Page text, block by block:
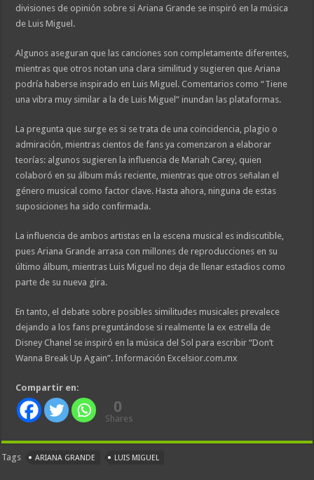
divisiones de opinión sobre si Ariana Grande se inspiró en la música
de Luis Miguel.
Algunos aseguran que las canciones son completamente diferentes,
mientras que otros notan una clara similitud y sugieren que Ariana
podría haberse inspirado en Luis Miguel. Comentarios como “Tiene
una vibra muy similar a la de Luis Miguel” inundan las plataformas.
La pregunta que surge es si se trata de una coincidencia, plagio o
admiración, mientras cientos de fans ya comenzaron a elaborar
teorías: algunos sugieren la influencia de Mariah Carey, quien
colaboró en su álbum más reciente, mientras que otros señalan el
género musical como factor clave. Hasta ahora, ninguna de estas
suposiciones ha sido confirmada.
La influencia de ambos artistas en la escena musical es indiscutible,
pues Ariana Grande arrasa con millones de reproducciones en su
último álbum, mientras Luis Miguel no deja de llenar estadios como
parte de su nueva gira.
En tanto, el debate sobre posibles similitudes musicales prevalece
dejando a los fans preguntándose si realmente la ex estrella de
Disney Chanel se inspiró en la música del Sol para escribir “Don’t
Wanna Break Up Again”. Información Excelsior.com.mx
Compartir en:
0
Shares
Tags ARIANA GRANDE LUIS MIGUEL